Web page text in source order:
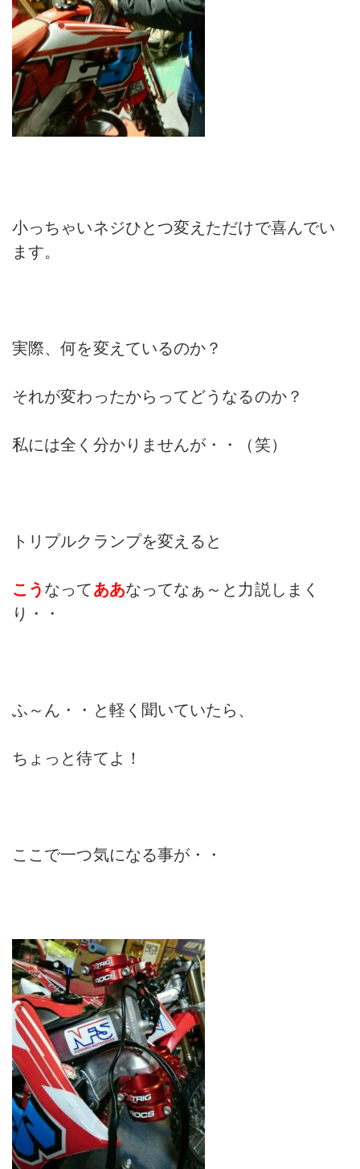
小っちゃいネジひとつ変えただけで喜んでい
ます。
実際、何を変えているのか？
それが変わったからってどうなるのか？
私には全く分かりませんが・・（笑）
トリプルクランプを変えると
こう なってああなってなぁ～と力説しまく
り・・
ふ～ん・・と軽く聞いていたら、
ちょっと待てよ！
ここで一つ気になる事が・・